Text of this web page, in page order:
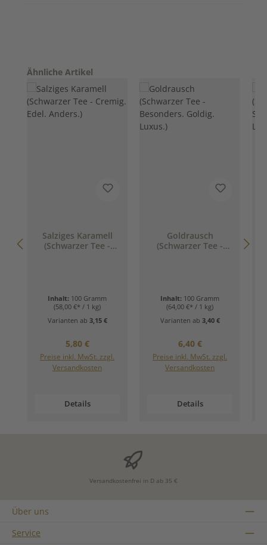
Produktgalerie überspringen
Ähnliche Artikel
Salziges Karamell
(Schwarzer Tee -
Inhalt: 100 Gramm
(58,00 €* / 1 kg)
Varianten ab 3,15 €
Regulärer Preis:
5,80 €
Preise inkl. MwSt. zzgl.
Versandkosten
Details
Goldrausch
(Schwarzer Tee -
Inhalt: 100 Gramm
(64,00 €* / 1 kg)
Varianten ab 3,40 €
Regulärer Preis:
6,40 €
Preise inkl. MwSt. zzgl.
Versandkosten
Details
Versandkostenfrei in D ab 35 €
Über uns
Service